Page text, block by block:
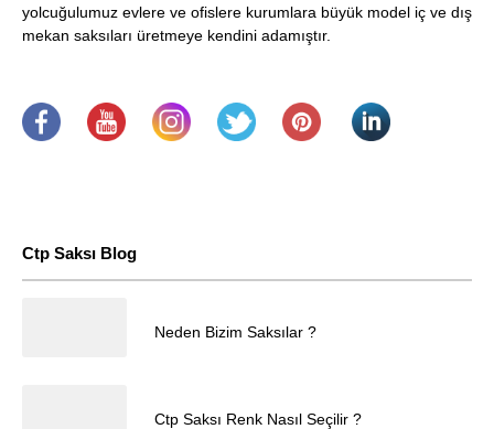
yolcuğulumuz evlere ve ofislere kurumlara büyük model iç ve dış
mekan saksıları üretmeye kendini adamıştır.
Ctp Saksı Blog
Neden Bizim Saksılar ?
Ctp Saksı Renk Nasıl Seçilir ?